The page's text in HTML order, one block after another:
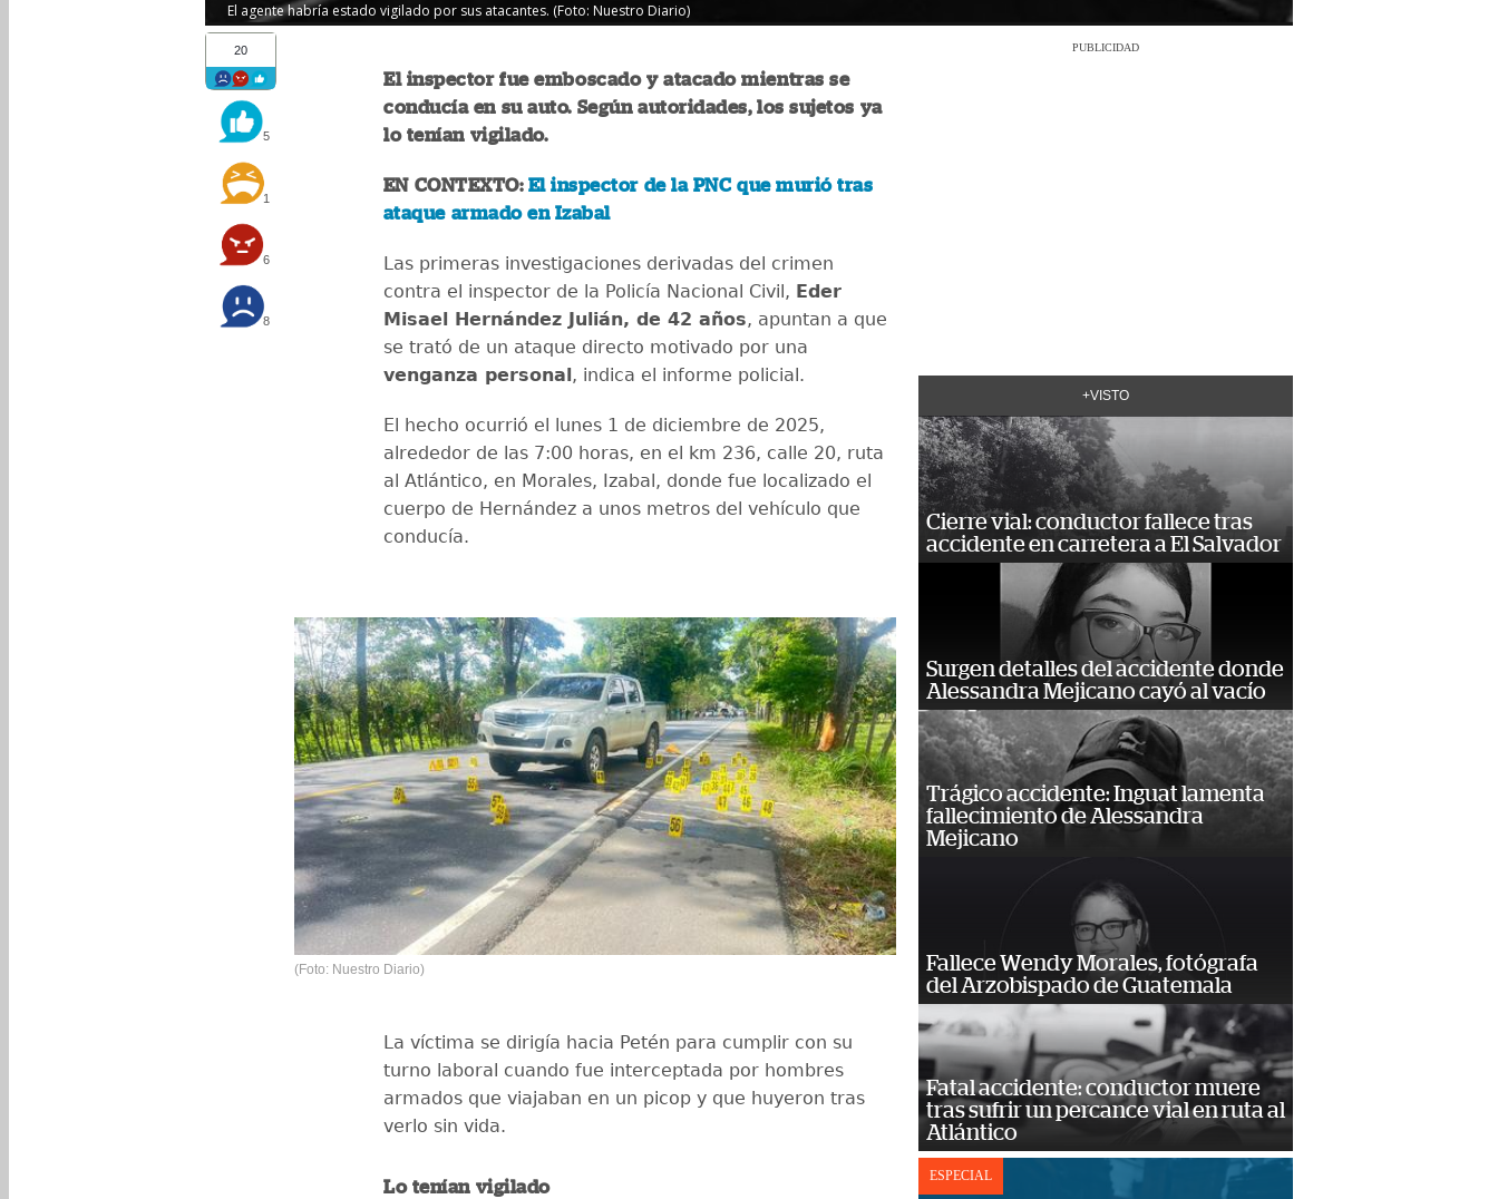
El agente habría estado vigilado por sus atacantes. (Foto: Nuestro Diario)
20
5
1
6
8
El inspector fue emboscado y atacado mientras se
conducía en su auto. Según autoridades, los sujetos ya
lo tenían vigilado.
EN CONTEXTO: El inspector de la PNC que murió tras
ataque armado en Izabal
Las primeras investigaciones derivadas del crimen
contra el inspector de la Policía Nacional Civil, Eder
Misael Hernández Julián, de 42 años, apuntan a que
se trató de un ataque directo motivado por una
venganza personal, indica el informe policial.
El hecho ocurrió el lunes 1 de diciembre de 2025,
alrededor de las 7:00 horas, en el km 236, calle 20, ruta
al Atlántico, en Morales, Izabal, donde fue localizado el
cuerpo de Hernández a unos metros del vehículo que
conducía.
(Foto: Nuestro Diario)
La víctima se dirigía hacia Petén para cumplir con su
turno laboral cuando fue interceptada por hombres
armados que viajaban en un picop y que huyeron tras
verlo sin vida.
Lo tenían vigilado
PUBLICIDAD
+VISTO
Cierre vial: conductor fallece tras
accidente en carretera a El Salvador
Surgen detalles del accidente donde
Alessandra Mejicano cayó al vacío
Trágico accidente: Inguat lamenta
fallecimiento de Alessandra
Mejicano
Fallece Wendy Morales, fotógrafa
del Arzobispado de Guatemala
Fatal accidente: conductor muere
tras sufrir un percance vial en ruta al
Atlántico
ESPECIAL